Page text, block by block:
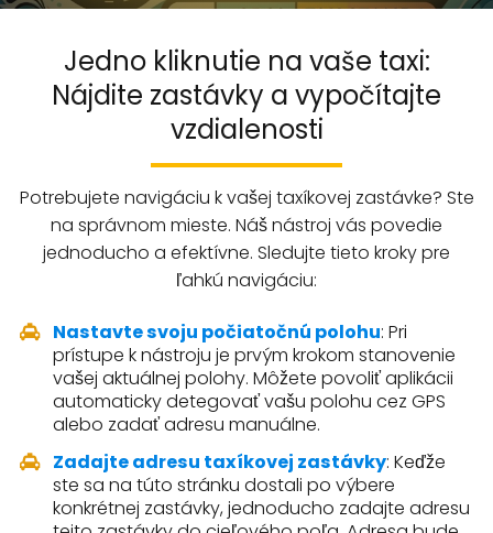
Jedno kliknutie na vaše taxi:
Nájdite zastávky a vypočítajte
vzdialenosti
Potrebujete navigáciu k vašej taxíkovej zastávke? Ste
na správnom mieste. Náš nástroj vás povedie
jednoducho a efektívne. Sledujte tieto kroky pre
ľahkú navigáciu:
Nastavte svoju počiatočnú polohu: Pri
prístupe k nástroju je prvým krokom stanovenie
vašej aktuálnej polohy. Môžete povoliť aplikácii
automaticky detegovať vašu polohu cez GPS
alebo zadať adresu manuálne.
Zadajte adresu taxíkovej zastávky: Keďže
ste sa na túto stránku dostali po výbere
konkrétnej zastávky, jednoducho zadajte adresu